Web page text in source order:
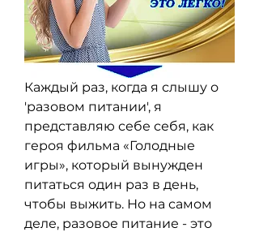
Каждый раз, когда я слышу о
'разовом питании', я
представляю себе себя, как
героя фильма «Голодные
игры», который вынужден
питаться один раз в день,
чтобы выжить. Но на самом
деле, разовое питание - это